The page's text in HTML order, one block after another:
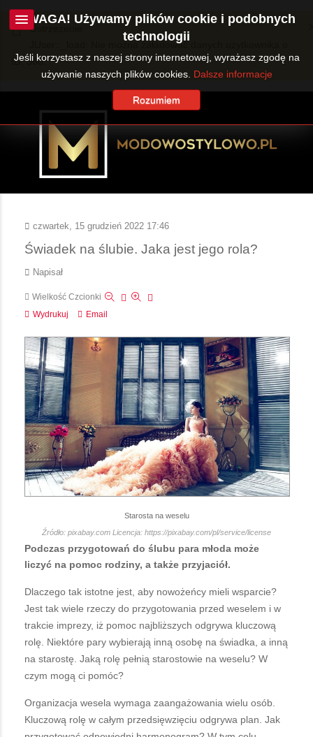
Ostrzeżenie
JUser::_load: Nie można załadować danych użytkownika o
ID: 360.
czwartek, 15 grudzień 2022 17:46
Świadek na ślubie. Jaka jest jego rola?
Napisał
Wielkość Czcionki
Wydrukuj
Email
Starosta na weselu
Źródło: pixabay.com Licencja: https://pixabay.com/pl/service/license
Podczas przygotowań do ślubu para młoda może
liczyć na pomoc rodziny, a także przyjaciół.
Dlaczego tak istotne jest, aby nowożeńcy mieli wsparcie?
Jest tak wiele rzeczy do przygotowania przed weselem i w
trakcie imprezy, iż pomoc najbliższych odgrywa kluczową
rolę. Niektóre pary wybierają inną osobę na świadka, a inną
na starostę. Jaką rolę pełnią starostowie na weselu? W
czym mogą ci pomóc?
Organizacja wesela wymaga zaangażowania wielu osób.
Kluczową rolę w całym przedsięwzięciu odgrywa plan. Jak
UWAGA! Używamy plików cookie i podobnych
technologii
Jeśli korzystasz z naszej strony internetowej, wyrażasz zgodę na
używanie naszych plików cookies. Dalsze informacje
Rozumiem